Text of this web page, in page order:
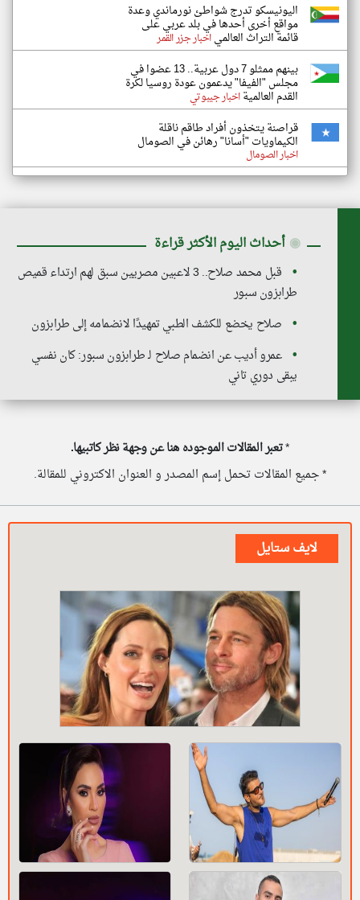
اليونيسكو تدرج شواطئ نورماندي وعدة
مواقع أخرى أحدها في بلد عربي على
قائمة التراث العالمياخبار جزر القمر
بينهم ممثلو 7 دول عربية.. 13 عضوا في
مجلس "الفيفا" يدعمون عودة روسيا لكرة
القدم العالميةاخبار جيبوتي
قراصنة يتخذون أفراد طاقم ناقلة
الكيماويات "أسانا" رهائن في الصومال
اخبار الصومال
◉ أحداث اليوم الأكثر قراءة
قبل محمد صلاح.. 3 لاعبين مصريين سبق لهم ارتداء قميص
طرابزون سبور
صلاح يخضع للكشف الطبي تمهيدًا لانضمامه إلى طرابزون
عمرو أديب عن انضمام صلاح لـ طرابزون سبور: كان نفسي
يبقى دوري تاني
*تعبر المقالات الموجوده هنا عن وجهة نظر كاتبيها.
* جميع المقالات تحمل إسم المصدر و العنوان الاكتروني للمقالة.
لايف ستايل